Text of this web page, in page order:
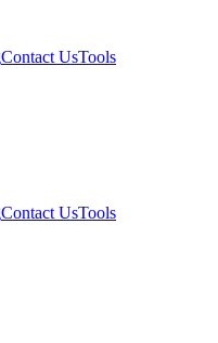
Contact UsTools
Contact UsTools